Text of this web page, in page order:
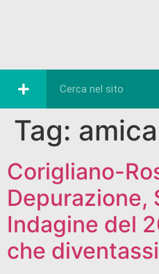
Tag: amica
Corigliano-
Depurazione,
Indagine del
che